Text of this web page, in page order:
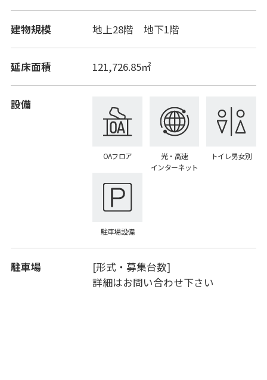
建物規模 地上28階 地下1階
延床面積 121,726.85㎡
設備
OAフロア
光・高速
インターネット
トイレ男女別
駐車場設備
駐車場
[形式・募集台数]
詳細はお問い合わせ下さい